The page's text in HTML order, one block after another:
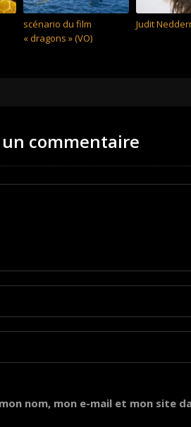
scénario du film
« dragons » (VO)
Judit
un commentaire
nom, mon e-mail et mon site